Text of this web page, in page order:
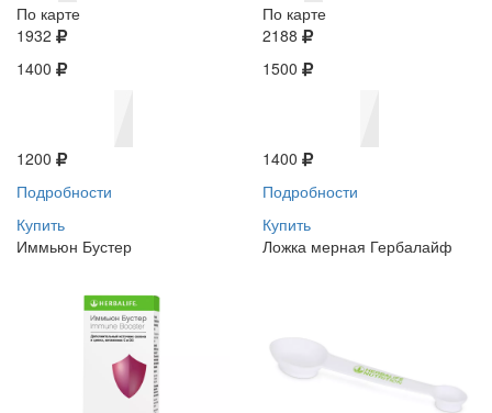
По карте
1932
1400
1200
Подробности
Купить
По карте
2188
1500
1400
Подробности
Купить
Иммьюн Бустер
Ложка мерная Гербалайф